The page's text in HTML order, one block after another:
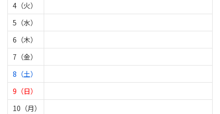
4（火）
5（水）
6（木）
7（金）
8（土）
9（日）
10（月）